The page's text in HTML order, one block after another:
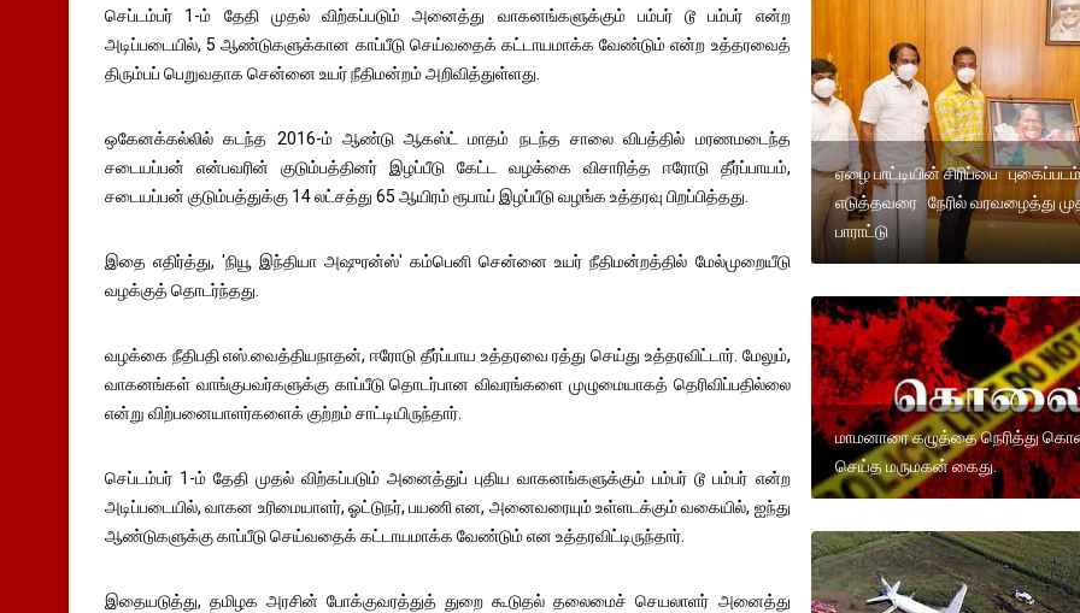
செப்டம்பர் 1-ம் தேதி முதல் விற்கப்படும் அனைத்து வாகனங்களுக்கும் பம்பர் டூ பம்பர் என்ற
அடிப்படையில், 5 ஆண்டுகளுக்கான காப்பீடு செய்வதைக் கட்டாயமாக்க வேண்டும் என்ற உத்தரவைத்
திரும்பப் பெறுவதாக சென்னை உயர் நீதிமன்றம் அறிவித்துள்ளது.
ஒகேனக்கல்லில் கடந்த 2016-ம் ஆண்டு ஆகஸ்ட் மாதம் நடந்த சாலை விபத்தில் மரணமடைந்த
சடையப்பன் என்பவரின் குடும்பத்தினர் இழப்பீடு கேட்ட வழக்கை விசாரித்த ஈரோடு தீர்ப்பாயம்,
சடையப்பன் குடும்பத்துக்கு 14 லட்சத்து 65 ஆயிரம் ரூபாய் இழப்பீடு வழங்க உத்தரவு பிறப்பித்தது.
இதை எதிர்த்து, 'நியூ இந்தியா அஷுரன்ஸ்' கம்பெனி சென்னை உயர் நீதிமன்றத்தில் மேல்முறையீடு
வழக்குத் தொடர்ந்தது.
வழக்கை நீதிபதி எஸ்.வைத்தியநாதன், ஈரோடு தீர்ப்பாய உத்தரவை ரத்து செய்து உத்தரவிட்டார். மேலும்,
வாகனங்கள் வாங்குபவர்களுக்கு காப்பீடு தொடர்பான விவரங்களை முழுமையாகத் தெரிவிப்பதில்லை
என்று விற்பனையாளர்களைக் குற்றம் சாட்டியிருந்தார்.
செப்டம்பர் 1-ம் தேதி முதல் விற்கப்படும் அனைத்துப் புதிய வாகனங்களுக்கும் பம்பர் டூ பம்பர் என்ற
அடிப்படையில், வாகன உரிமையாளர், ஓட்டுநர், பயணி என, அனைவரையும் உள்ளடக்கும் வகையில், ஐந்து
ஆண்டுகளுக்கு காப்பீடு செய்வதைக் கட்டாயமாக்க வேண்டும் என உத்தரவிட்டிருந்தார்.
இதையடுத்து, தமிழக அரசின் போக்குவரத்துத் துறை கூடுதல் தலைமைச் செயலாளர் அனைத்து
ஏழை பாட்டியின் சிரிப்பை புகைப்படம்
எடுத்தவரை நேரில் வரவழைத்து
பாராட்டு
மாமனாரை கழுத்தை நெரித்து
செய்த மருமகன் கைது.